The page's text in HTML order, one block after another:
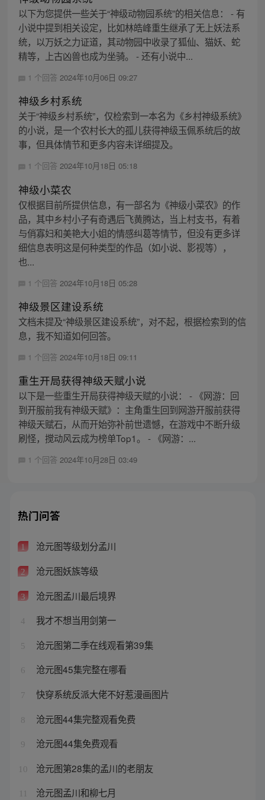
以下为您提供一些关于“神级动物园系统”的相关信息： - 有
小说中提到相关设定，比如林皓峰重生继承了无上妖法系
统，以万妖之力证道，其动物园中收录了狐仙、猫妖、蛇
精等，上古凶兽也成为坐骑。 - 还有小说中...
1 个回答 2024年10月06日 09:27
神级乡村系统
关于“神级乡村系统”，仅检索到一本名为《乡村神级系统》
的小说，是一个农村长大的孤儿获得神级玉佩系统后的故
事，但具体情节和更多内容未详细提及。
1 个回答 2024年10月18日 05:18
神级小菜农
仅根据目前所提供信息，有一部名为《神级小菜农》的作
品，其中乡村小子有奇遇后飞黄腾达，当上村支书，有着
与俏寡妇和美艳大小姐的情感纠葛等情节，但没有更多详
细信息表明这是何种类型的作品（如小说、影视等），
也...
1 个回答 2024年10月18日 05:28
神级景区建设系统
文档未提及“神级景区建设系统”，对不起，根据检索到的信
息，我不知道如何回答。
1 个回答 2024年10月18日 09:11
重生开局获得神级天赋小说
以下是一些重生开局获得神级天赋的小说： - 《网游：回
到开服前我有神级天赋》：主角重生回到网游开服前获得
神级天赋石，从而开始弥补前世遗憾，在游戏中不断升级
刷怪，搅动风云成为榜单Top1。 - 《网游：...
1 个回答 2024年10月28日 03:49
热门问答
1 沧元图等级划分孟川
2 沧元图妖族等级
3 沧元图孟川最后境界
4 我才不想当用剑第一
5 沧元图第二季在线观看第39集
6 沧元图45集完整在哪看
7 快穿系统反派大佬不好惹漫画图片
8 沧元图44集完整观看免费
9 沧元图44集免费观看
10 沧元图第28集的孟川的老朋友
沧元图孟川和柳七月